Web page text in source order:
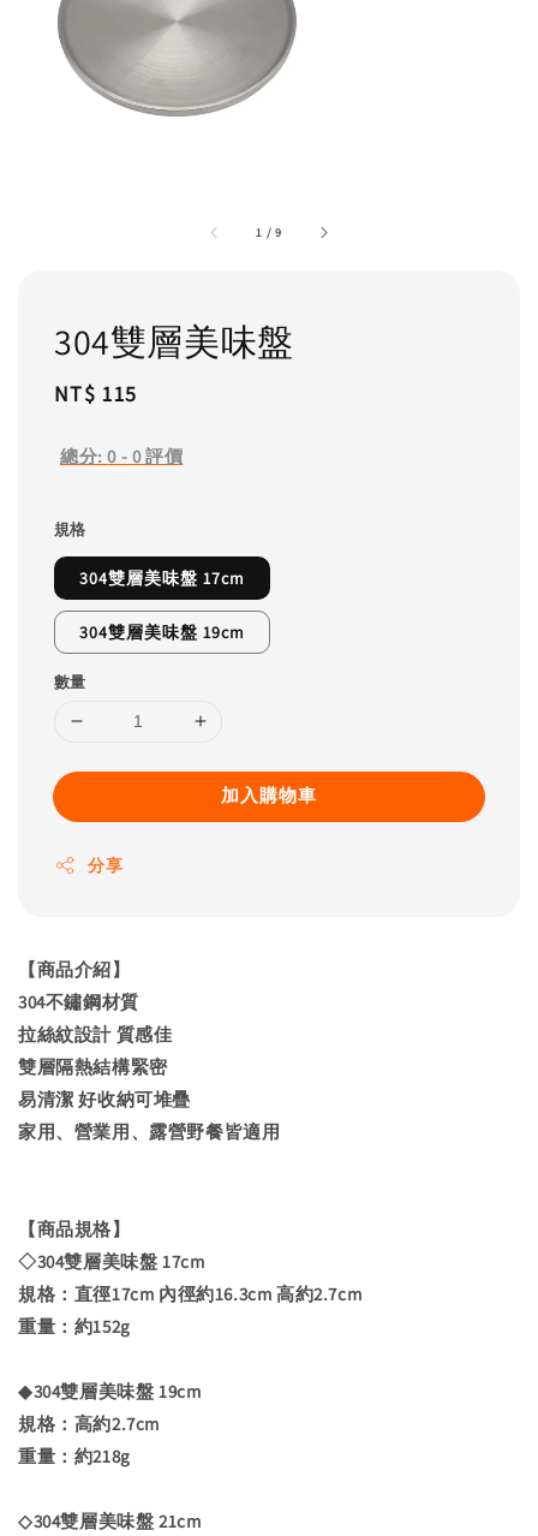
1 /9
304雙層美味盤
Regular
NT$ 115
總分:0 - 0評價
規格
304雙層美味盤 17cm
304雙層美味盤 19cm
數量
加入購物車
分享
【商品介紹】
304不鏽鋼材質
拉絲紋設計 質感佳
雙層隔熱結構緊密
易清潔 好收納可堆疊
家用、營業用、露營野餐皆適用
【商品規格】
◇304雙層美味盤 17cm
規格：直徑17cm 內徑約16.3cm 高約2.7cm
重量：約152g
◆304雙層美味盤 19cm
規格：高約2.7cm
重量：約218g
◇304雙層美味盤 21cm